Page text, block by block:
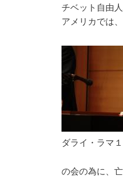
チベット自由
アメリカでは
ダライ・ラマ
の会の為に、